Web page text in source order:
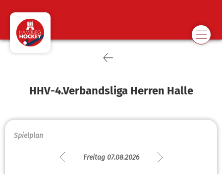
HHV-4.Verbandsliga Herren Halle
Spielplan
Freitag 07.08.2026